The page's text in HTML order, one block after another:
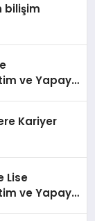
bilişim
ve Yapay
Kariyer
Lise
ve Yapay